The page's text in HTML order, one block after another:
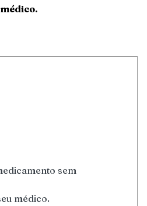
sem
médico.